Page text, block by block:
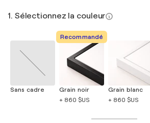
1. Sélectionnez la couleur
Sans cadre
Recommandé
Grain noir
+ 860 $US
Grain blanc
+ 860 $US